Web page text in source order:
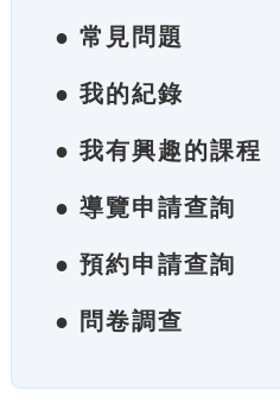
● 常見問題
● 我的紀錄
● 我有興趣的課程
● 導覽申請查詢
● 預約申請查詢
● 問卷調查